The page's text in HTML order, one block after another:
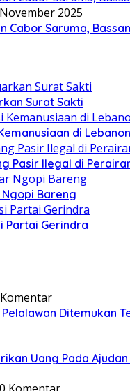
2025
Cabor Saruma,
Surat Sakti
di Lebanon
Pasir Ilegal di
Ngopi Bareng
Partai Gerindra
Ditemukan
Uang Pada